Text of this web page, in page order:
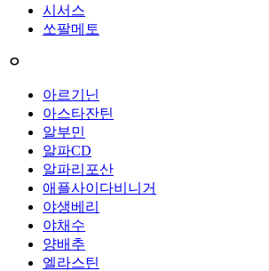
시서스
쏘팔메토
ㅇ
아르기닌
아스타잔틴
알부민
알파CD
알파리포산
애플사이다비니거
야생베리
야채수
양배추
엘라스틴